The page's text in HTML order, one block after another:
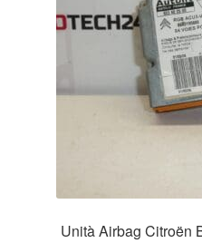
Unità Airbag Citroën